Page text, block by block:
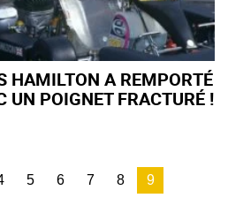
HAMILTON A REMPORTÉ
UN POIGNET FRACTURÉ !
5 6 7 8 9